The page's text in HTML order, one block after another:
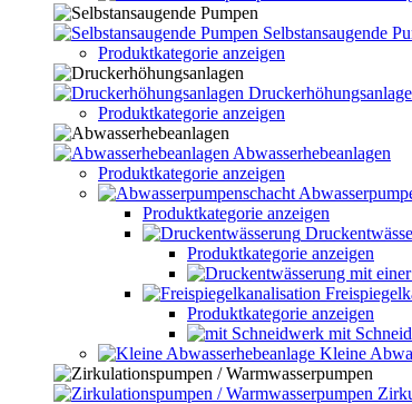
Selbstansaugende
Produktkategorie anzeigen
Produktkategorie anzeigen
Abwasserhebeanlagen
Produktkategorie anzeigen
Produktkategorie anzeigen
Produktkategorie anzeigen
Produktkategorie anzeigen
mit
Kleine